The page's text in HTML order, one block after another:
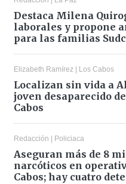
Destaca Milena
laborales y propone
para las familias
Elizabeth Ramírez | Los Cabos
Localizan sin vida a
joven desaparecido
Cabos
Redacción | Policiaca
Aseguran más de 8
narcóticos en
Cabos; hay cuatro